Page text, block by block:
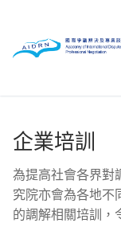
content
企業培訓
為提高社會各界對
究院亦會為各地不
的調解相關培訓，